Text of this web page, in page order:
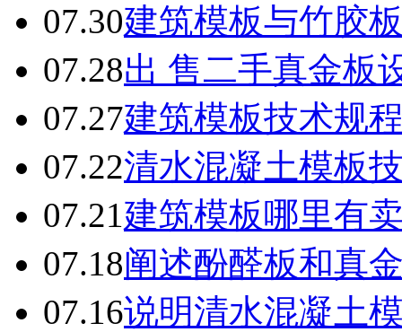
07.30建筑模板与竹胶
07.28出 售二手真金板
07.27建筑模板技术规
07.22清水混凝土模板
07.21建筑模板哪里有
07.18阐述酚醛板和真
07.16说明清水混凝土